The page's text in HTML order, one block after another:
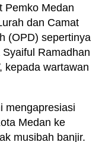
Pemko Medan
dan Camat
(OPD) sepertinya
Ramadhan
kepada wartawan
mengapresiasi
Medan ke
musibah banjir.